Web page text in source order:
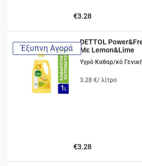
€3.28
Έξυπνη Αγορά
DETTOL
Με Lemon&Lime
Υγρό Καθαρ/κό
3.28 €/ λίτρο
€3.28